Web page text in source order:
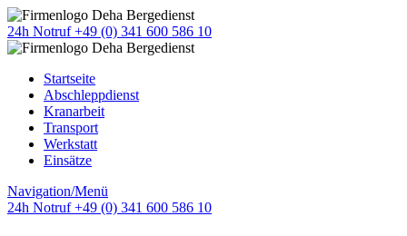
24h Notruf +49 (0) 341 600 586 10
Startseite
Abschleppdienst
Kranarbeit
Transport
Werkstatt
Einsätze
Navigation/Menü
24h Notruf +49 (0) 341 600 586 10